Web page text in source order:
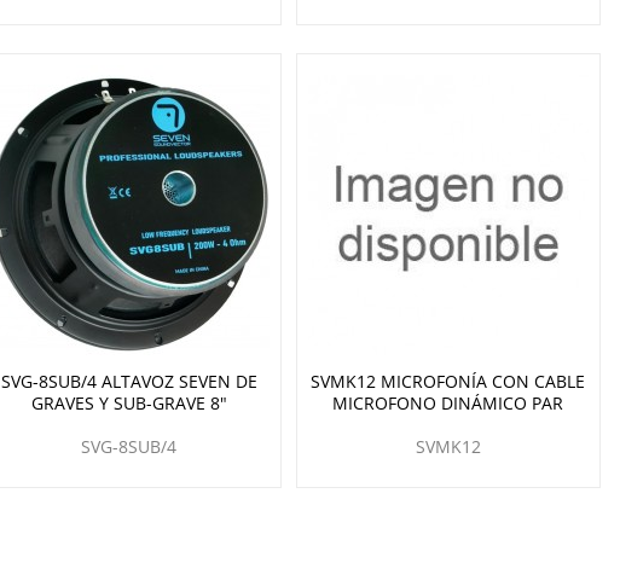
SVG-8SUB/4 ALTAVOZ SEVEN DE
GRAVES Y SUB-GRAVE 8"
SVG-8SUB/4
SVMK12 MICROFONÍA CON CABLE
MICROFONO DINÁMICO PAR
SVMK12